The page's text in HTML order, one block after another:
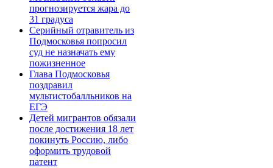
прогнозируется жара до
31 градуса
Серийный отравитель из
Подмосковья попросил
суд не назначать ему
пожизненное
Глава Подмосковья
поздравил
мультистобалльников на
ЕГЭ
Детей мигрантов обязали
после достижения 18 лет
покинуть Россию, либо
оформить трудовой
патент